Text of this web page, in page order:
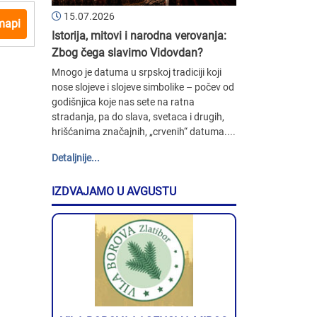
15.07.2026
Istorija, mitovi i narodna verovanja:
Zbog čega slavimo Vidovdan?
Mnogo je datuma u srpskoj tradiciji koji
nose slojeve i slojeve simbolike – počev od
godišnjica koje nas sete na ratna
stradanja, pa do slava, svetaca i drugih,
hrišćanima značajnih, „crvenih“ datuma....
Detaljnije...
IZDVAJAMO U AVGUSTU